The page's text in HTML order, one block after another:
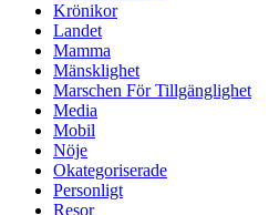
Krönikor
Landet
Mamma
Mänsklighet
Marschen För Tillgänglighet
Media
Mobil
Nöje
Okategoriserade
Personligt
Resor